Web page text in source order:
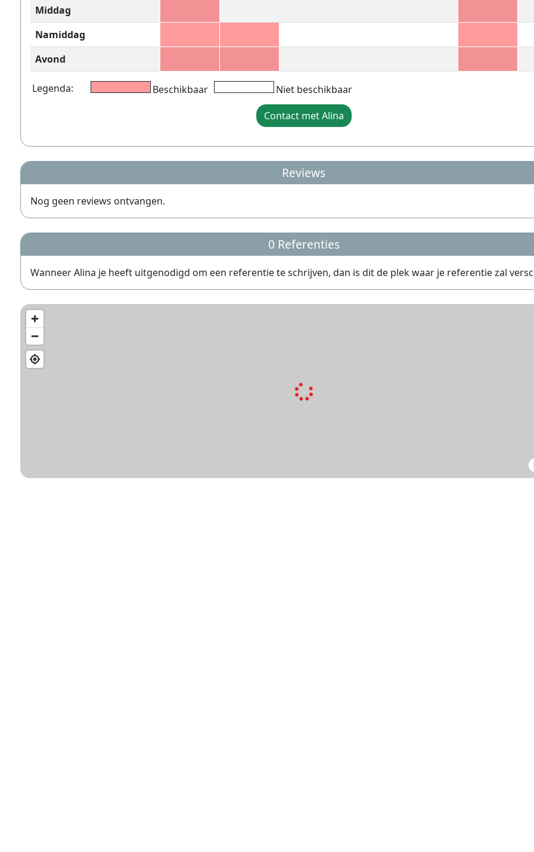
Middag
Namiddag
Avond
Legenda: Beschikbaar
Niet beschikbaar
Contact met Alina
Reviews
Nog geen reviews ontvangen.
0 Referenties
Wanneer Alina je heeft uitgenodigd om een referentie te schrijven, dan is dit de plek waar je referentie zal